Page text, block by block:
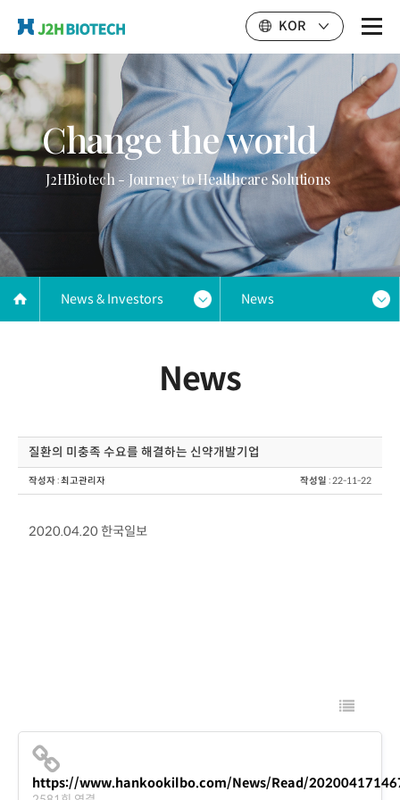
KOR
Change the world
J2HBiotech - Journey to Healthcare Solutions
News & Investors News
News
질환의 미충족 수요를 해결하는 신약개발기업
작성자:최고관리자 작성일 : 22-11-22
2020.04.20 한국일보
https://www.hankookilbo.com/News/Read/